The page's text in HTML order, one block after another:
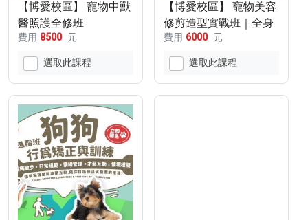
【博愛校區】 寵物中獸
醫照護全修班
(115/11/22-
115/12/13)
費用 8500 元
選取此課程
【博愛校區】 寵物美容
修剪造型實戰班｜全身
修剪造型技術訓練
(115/11/18-
115/12/16)
費用 6000 元
選取此課程